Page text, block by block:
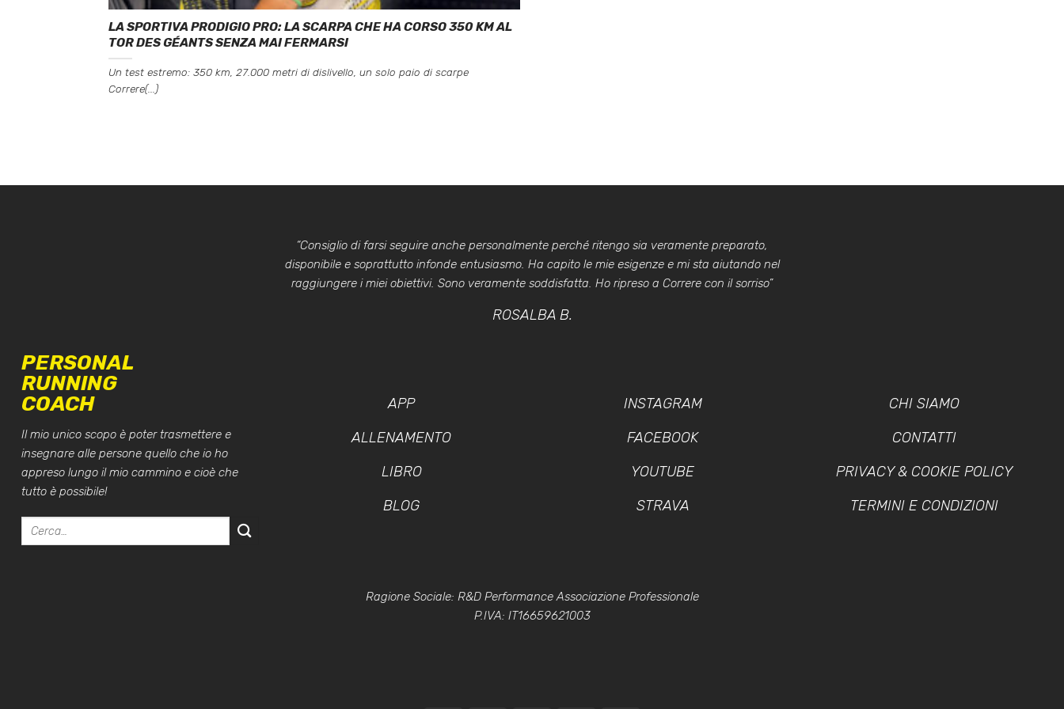
LA SPORTIVA PRODIGIO PRO: LA SCARPA CHE HA CORSO 350 KM AL
TOR DES GÉANTS SENZA MAI FERMARSI
Un test estremo: 350 km, 27.000 metri di dislivello, un solo paio di scarpe
Correre(...)
“Consiglio di farsi seguire anche personalmente perché ritengo sia veramente preparato,
disponibile e soprattutto infonde entusiasmo. Ha capito le mie esigenze e mi sta aiutando nel
raggiungere i miei obiettivi. Sono veramente soddisfatta. Ho ripreso a Correre con il sorriso”
ROSALBA B.
PERSONAL
RUNNING
COACH
Il mio unico scopo è poter trasmettere e
insegnare alle persone quello che io ho
appreso lungo il mio cammino e cioè che
tutto è possibile!
APP
ALLENAMENTO
LIBRO
BLOG
INSTAGRAM
FACEBOOK
YOUTUBE
STRAVA
CHI SIAMO
CONTATTI
PRIVACY & COOKIE POLICY
TERMINI E CONDIZIONI
Ragione Sociale: R&D Performance Associazione Professionale
P.IVA: IT16659621003